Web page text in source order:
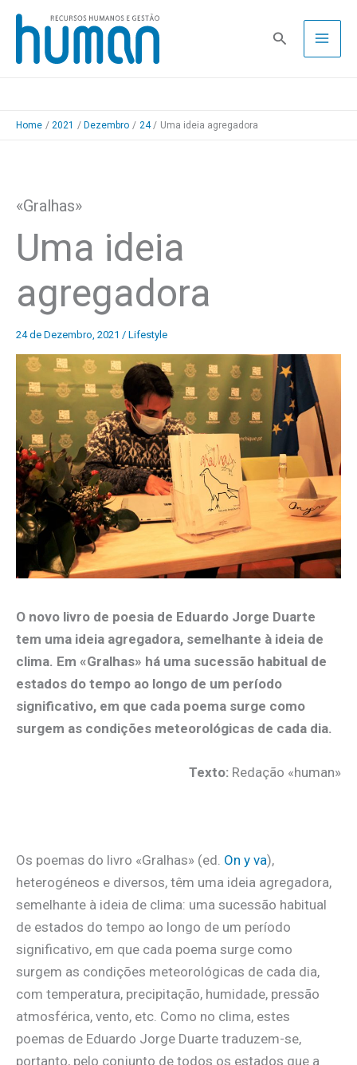
Skip
content
Pesquisa
Home 2021 Dezembro 24 Uma ideia agregadora
«Gralhas»
Uma ideia
agregadora
24 de Dezembro, 2021 / Lifestyle
O novo livro de poesia de Eduardo Jorge Duarte
tem uma ideia agregadora, semelhante à ideia de
clima. Em «Gralhas» há uma sucessão habitual de
estados do tempo ao longo de um período
significativo, em que cada poema surge como
surgem as condições meteorológicas de cada dia.
Texto: Redação «human»
Os poemas do livro «Gralhas» (ed. On y va),
heterogéneos e diversos, têm uma ideia agregadora,
semelhante à ideia de clima: uma sucessão habitual
de estados do tempo ao longo de um período
significativo, em que cada poema surge como
surgem as condições meteorológicas de cada dia,
com temperatura, precipitação, humidade, pressão
atmosférica, vento, etc. Como no clima, estes
poemas de Eduardo Jorge Duarte traduzem-se,
portanto, pelo conjunto de todos os estados que a